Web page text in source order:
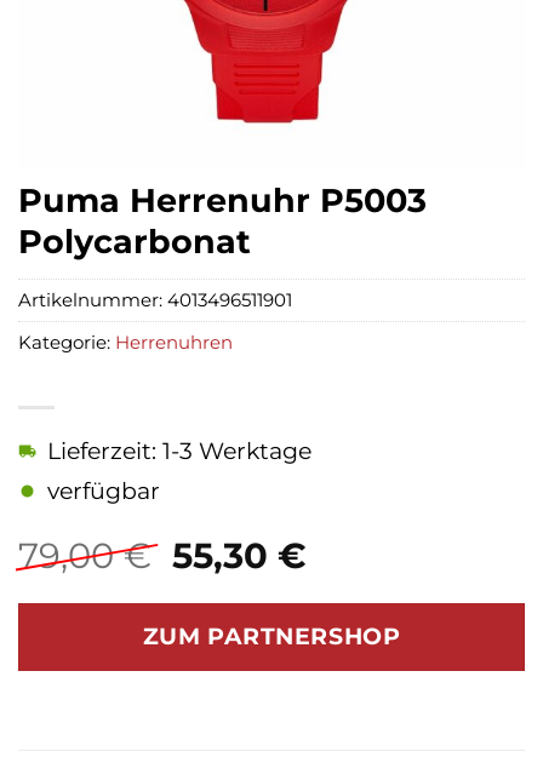
Puma Herrenuhr P5003
Polycarbonat
79,00€ Ursprünglicher
Preis
war:
79,00 €
55,30 €Aktueller
ist:
55,30 €.
Lieferzeit: 1-3 Werktage
verfügbar
ZUM PARTNERSHOP
Artikelnummer: 4013496511901
Kategorie: Herrenuhren